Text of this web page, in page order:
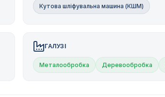
Кутова шліфувальна машина (КШМ)
ГАЛУЗІ
Металообробка Деревообробка